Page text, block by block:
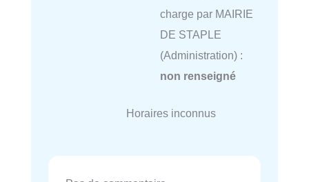
charge par MAIRIE
DE STAPLE
(Administration) :
non renseigné
Horaires inconnus